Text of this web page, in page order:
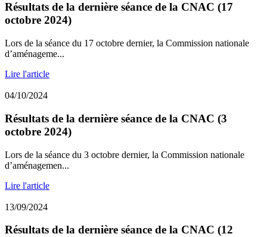
Résultats de la dernière séance de la CNAC (17
octobre 2024)
Lors de la séance du 17 octobre dernier, la Commission nationale
d’aménageme...
Lire l'article
04/10/2024
Résultats de la dernière séance de la CNAC (3
octobre 2024)
Lors de la séance du 3 octobre dernier, la Commission nationale
d’aménagemen...
Lire l'article
13/09/2024
Résultats de la dernière séance de la CNAC (12